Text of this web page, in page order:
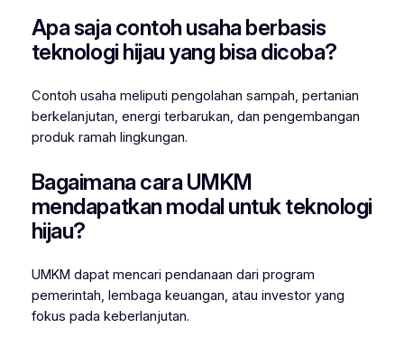
Apa saja contoh usaha berbasis
teknologi hijau yang bisa dicoba?
Contoh usaha meliputi pengolahan sampah, pertanian
berkelanjutan, energi terbarukan, dan pengembangan
produk ramah lingkungan.
Bagaimana cara UMKM
mendapatkan modal untuk teknologi
hijau?
UMKM dapat mencari pendanaan dari program
pemerintah, lembaga keuangan, atau investor yang
fokus pada keberlanjutan.